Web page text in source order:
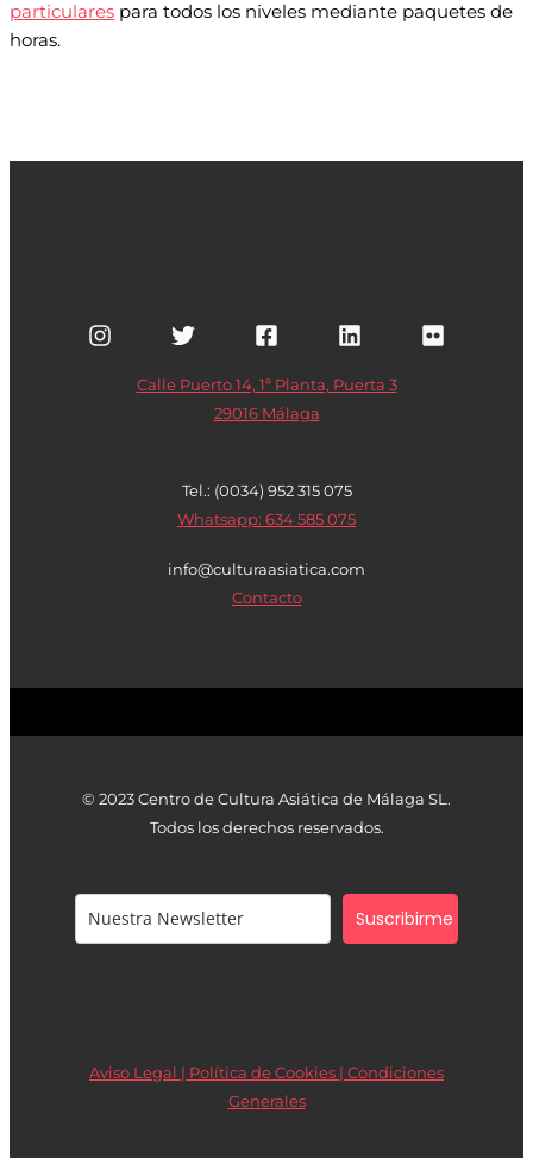
particulares para todos los niveles mediante paquetes de
horas.
Calle Puerto 14, 1ª Planta, Puerta 3
29016 Málaga
Tel.: (0034) 952 315 075
Whatsapp: 634 585 075
info@culturaasiatica.com
Contacto
© 2023 Centro de Cultura Asiática de Málaga SL.
Todos los derechos reservados.
Suscribirme
Aviso Legal | Política de Cookies | Condiciones
Generales